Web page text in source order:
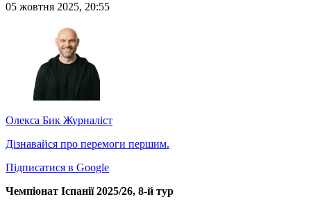
05 жовтня 2025, 20:55
Олекса Бик Журналіст
Дізнавайся про перемоги першим.
Підписатися в Google
Чемпіонат Іспанії 2025/26, 8-й тур